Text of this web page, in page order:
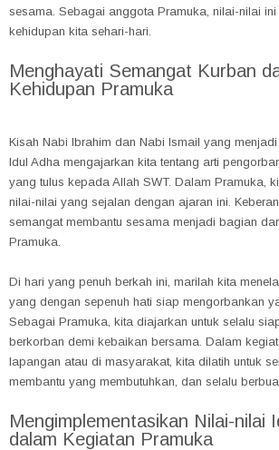
sesama. Sebagai anggota Pramuka, nilai-nilai
kehidupan kita sehari-hari.
Menghayati Semangat Kurban
Kehidupan Pramuka
Kisah Nabi Ibrahim dan Nabi Ismail yang
Idul Adha mengajarkan kita tentang arti
yang tulus kepada Allah SWT. Dalam Pramuka,
nilai-nilai yang sejalan dengan ajaran ini.
semangat membantu sesama menjadi bagian
Pramuka.
Di hari yang penuh berkah ini, marilah kita
yang dengan sepenuh hati siap mengorbankan
Sebagai Pramuka, kita diajarkan untuk selalu
berkorban demi kebaikan bersama. Dalam
lapangan atau di masyarakat, kita dilatih untuk
membantu yang membutuhkan, dan selalu
Mengimplementasikan Nilai-nilai
dalam Kegiatan Pramuka